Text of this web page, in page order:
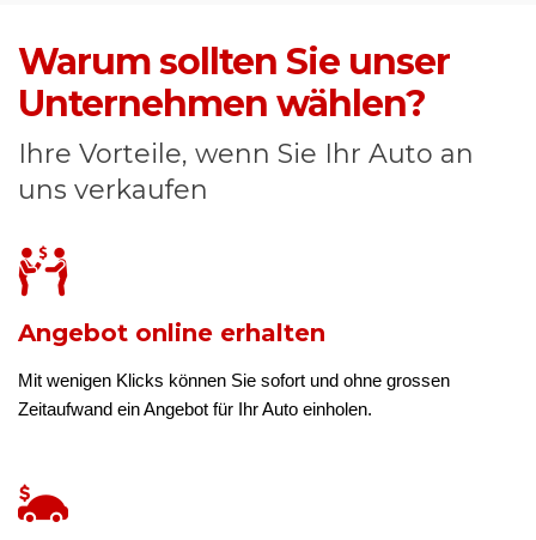
Warum sollten Sie unser
Unternehmen wählen?
Ihre Vorteile, wenn Sie Ihr Auto an
uns verkaufen
Angebot online erhalten
Mit wenigen Klicks können Sie sofort und ohne grossen
Zeitaufwand ein Angebot für Ihr Auto einholen.